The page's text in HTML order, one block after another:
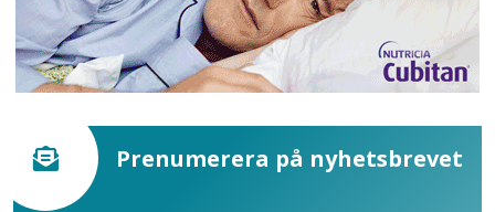
Prenumerera på nyhetsbrevet